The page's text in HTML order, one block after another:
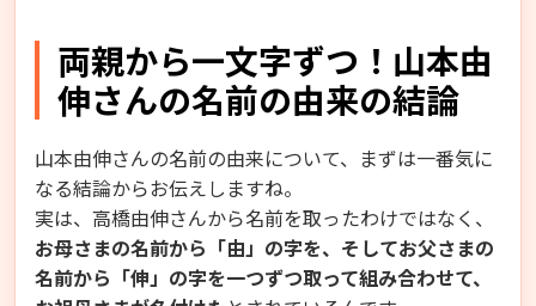
両親から一文字ずつ！山本由
伸さんの名前の由来の結論
山本由伸さんの名前の由来について、まずは一番気に
なる結論からお伝えしますね。
実は、高橋由伸さんから名前を取ったわけではなく、
お母さまの名前から「由」の字を、そしてお父さまの
名前から「伸」の字を一つずつ取って組み合わせて、